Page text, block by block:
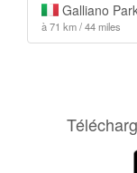
Galliano
à 71 km / 44 miles